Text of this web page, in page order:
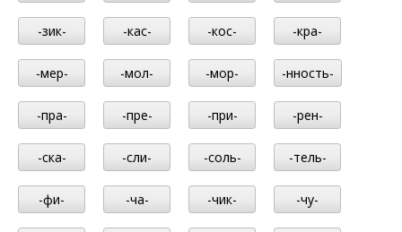
-зик- -кас- -кос- -кра-
-мер- -мол- -мор- -нность-
-пра- -пре- -при- -рен-
-ска- -сли- -соль- -тель-
-фи- -ча- -чик- -чу-